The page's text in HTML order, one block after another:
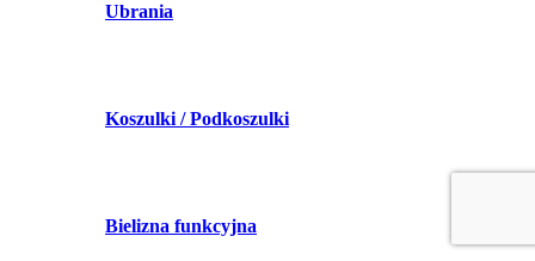
Ubrania
Koszulki / Podkoszulki
Bielizna funkcyjna